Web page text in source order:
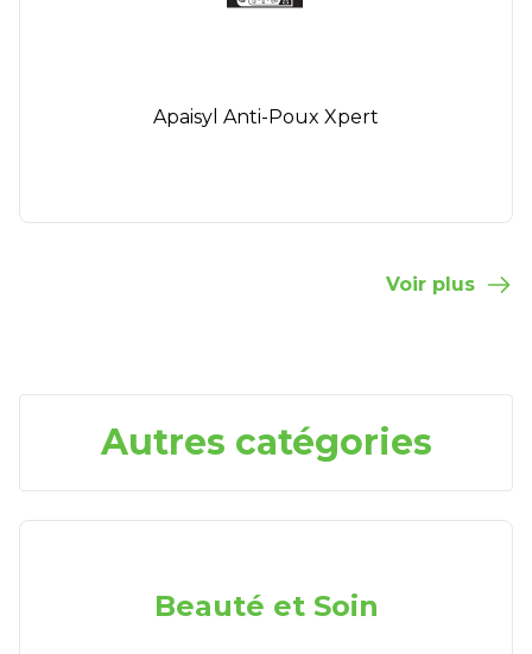
Apaisyl Anti-Poux Xpert
Voir plus
Autres catégories
Beauté et Soin